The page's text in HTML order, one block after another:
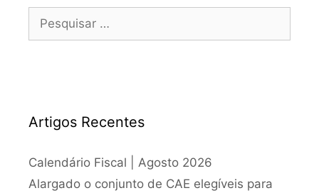
Artigos Recentes
Calendário Fiscal | Agosto 2026
Alargado o conjunto de CAE elegíveis para